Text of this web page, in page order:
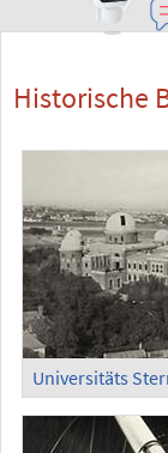
Historische
Universitäts